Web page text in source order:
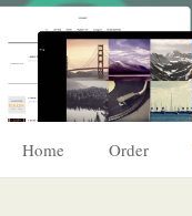
Home Order